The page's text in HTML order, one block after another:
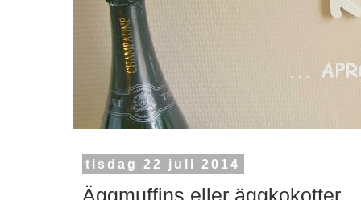
tisdag 22 juli 2014
Äggmuffins eller äggkokotter.